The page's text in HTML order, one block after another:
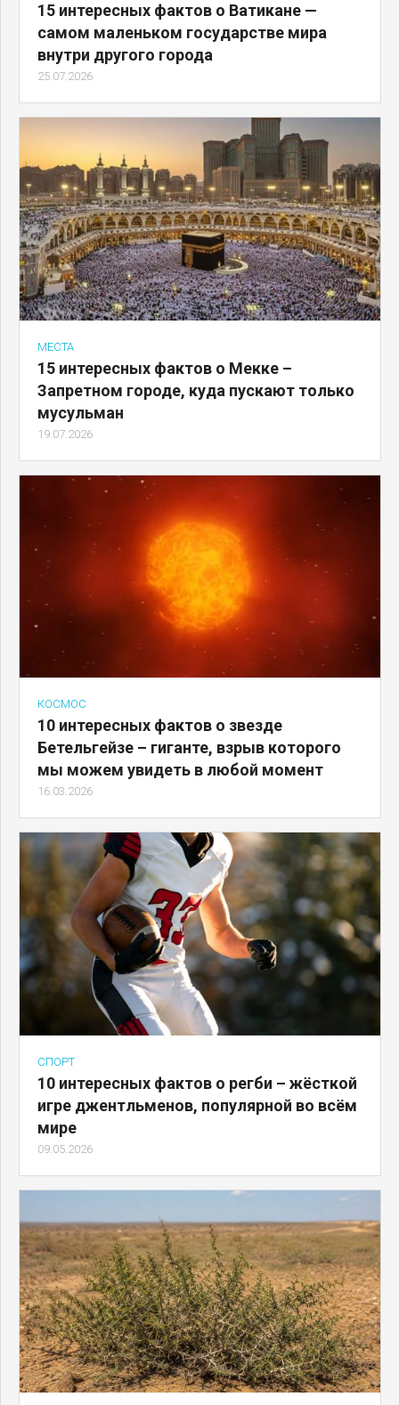
15 интересных фактов о Ватикане —
самом маленьком государстве мира
внутри другого города
25.07.2026
МЕСТА
15 интересных фактов о Мекке –
Запретном городе, куда пускают только
мусульман
19.07.2026
КОСМОС
10 интересных фактов о звезде
Бетельгейзе – гиганте, взрыв которого
мы можем увидеть в любой момент
16.03.2026
СПОРТ
10 интересных фактов о регби – жёсткой
игре джентльменов, популярной во всём
мире
09.05.2026